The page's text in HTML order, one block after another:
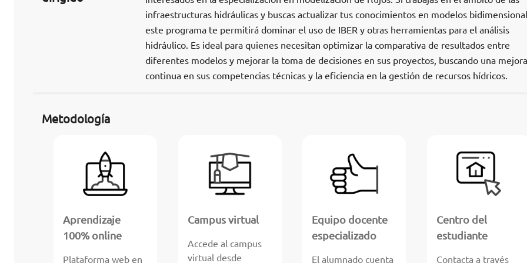
infraestructuras hidráulicas y buscas actualizar tus conocimientos en modelos
este programa te permitirá dominar el uso de IBER y otras herramientas para el análisis
hidráulico. Es ideal para quienes necesitan optimizar la comparativa de resultados entre
diferentes modelos y mejorar la toma de decisiones en sus proyectos, buscando una mejora
continua en sus competencias técnicas y la eficiencia en la gestión de recursos hídricos.
Metodología
Aprendizaje
100% online
Plataforma web en
Campus virtual
Accede al campus
virtual desde
Equipo docente
especializado
El alumnado cuenta
Centro del
estudiante
Contacta a través